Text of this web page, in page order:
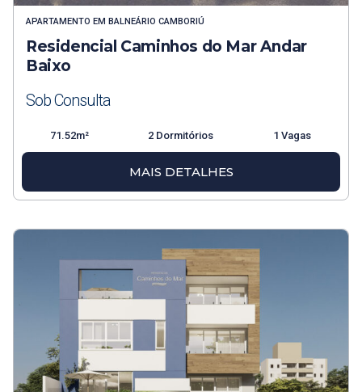
APARTAMENTO EM BALNEÁRIO CAMBORIÚ
Residencial Caminhos do Mar Andar
Baixo
Sob Consulta
71.52m² 2 Dormitórios 1 Vagas
MAIS DETALHES